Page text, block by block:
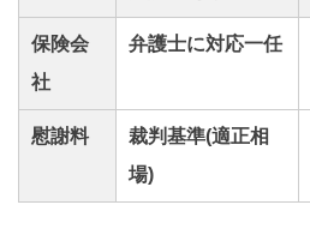
保険会
社
弁護士に対応一任
慰謝料
裁判基準(適正相
場)